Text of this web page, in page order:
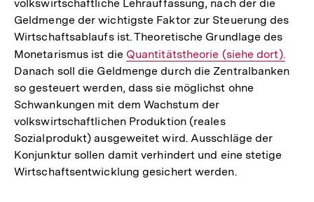
volkswirtschaftliche Lehrauffassung, nach der die
Geldmenge der wichtigste Faktor zur Steuerung des
Wirtschaftsablaufs ist. Theoretische Grundlage des
Monetarismus ist die Interner
Link:
Quantitätstheorie (siehe dort).
Danach soll die Geldmenge durch die Zentralbanken
so gesteuert werden, dass sie möglichst ohne
Schwankungen mit dem Wachstum der
volkswirtschaftlichen Produktion (reales
Sozialprodukt) ausgeweitet wird. Ausschläge der
Konjunktur sollen damit verhindert und eine stetige
Wirtschaftsentwicklung gesichert werden.